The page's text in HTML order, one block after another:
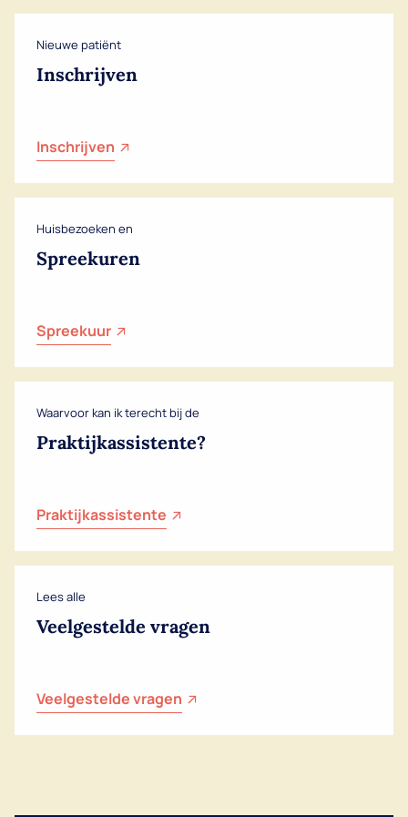
Nieuwe patiënt
Inschrijven
Inschrijven
Huisbezoeken en
Spreekuren
Spreekuur
Waarvoor kan ik terecht bij de
Praktijkassistente?
Praktijkassistente
Lees alle
Veelgestelde vragen
Veelgestelde vragen